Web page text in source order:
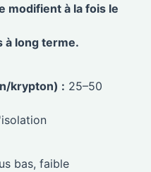
modifient à la fois le
à long terme.
krypton) : 25–50
bas, faible